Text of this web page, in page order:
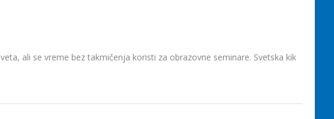
ali se vreme bez takmičenja koristi za obrazovne seminare. Svetska kik